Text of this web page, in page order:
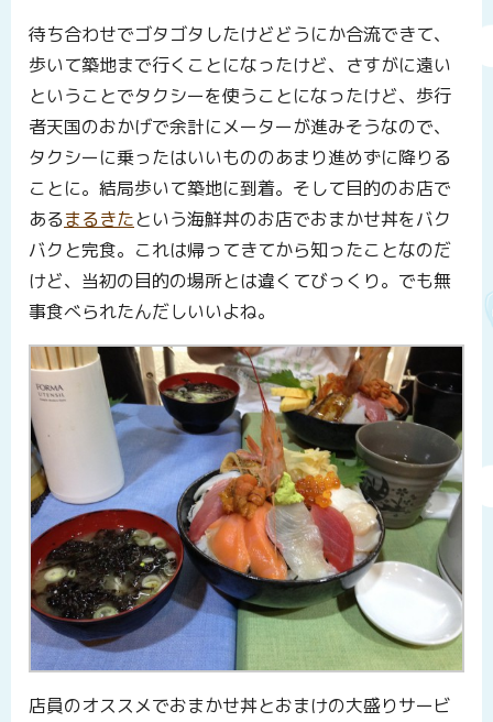
待ち合わせでゴタゴタしたけどどうにか合流できて、
歩いて築地まで行くことになったけど、さすがに遠い
ということでタクシーを使うことになったけど、歩行
者天国のおかげで余計にメーターが進みそうなので、
タクシーに乗ったはいいもののあまり進めずに降りる
ことに。結局歩いて築地に到着。そして目的のお店で
あるまるきたという海鮮丼のお店でおまかせ丼をバク
バクと完食。これは帰ってきてから知ったことなのだ
けど、当初の目的の場所とは違くてびっくり。でも無
事食べられたんだしいいよね。
店員のオススメでおまかせ丼とおまけの大盛りサービ